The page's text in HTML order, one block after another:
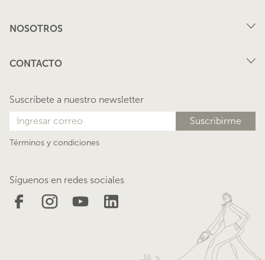
Nosotros
Blog
NOSOTROS
CONTACTO
Suscríbete a nuestro newsletter
Términos y condiciones
Síguenos en redes sociales